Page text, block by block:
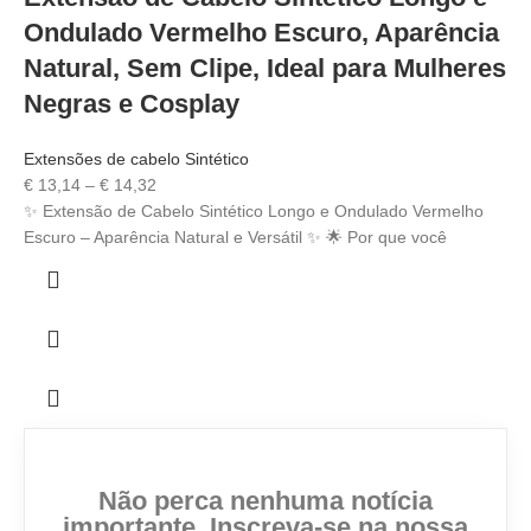
Ondulado Vermelho Escuro, Aparência
Natural, Sem Clipe, Ideal para Mulheres
Negras e Cosplay
Extensões de cabelo Sintético
€ 13,14 – € 14,32
✨ Extensão de Cabelo Sintético Longo e Ondulado Vermelho
Escuro – Aparência Natural e Versátil ✨ 🌟 Por que você
Não perca nenhuma notícia